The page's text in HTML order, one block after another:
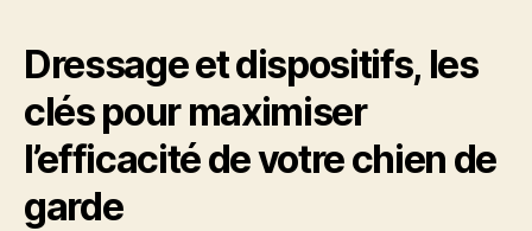
Dressage et dispositifs, les
clés pour maximiser
l’efficacité de votre chien de
garde